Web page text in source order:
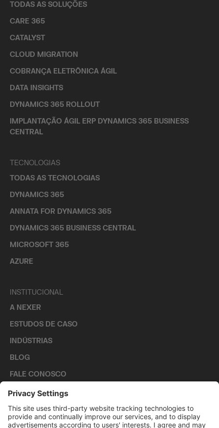
TODAS AS SOLUÇÕES
CARE 365
CATALYST
CLOUD MIGRATION
COBRANÇA ELETRÔNICA ÁGIL
DATA INSIGHTS
DYNAMICS 365 ROLLOUT
IMPLANTAÇÃO ÁGIL ERP DYNAMICS 365 BUSINESS
CENTRAL
TECNOLOGIAS
TODAS AS TECNOLOGIAS
DYNAMICS 365
ANNATA FOR DYNAMICS 365
DYNAMICS 365 BUSINESS CENTRAL
MICROSOFT 365
AZURE
INSTITUCIONAL
A NEXER
ESTUDOS DE CASO
INDÚSTRIAS
BLOG
FALE CONOSCO
CARREIRAS